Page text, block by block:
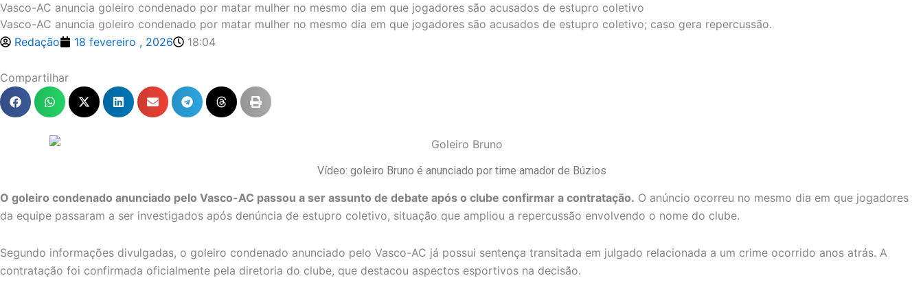
Vasco-AC anuncia goleiro condenado por matar mulher no mesmo dia em que jogadores são acusados de estupro coletivo
Vasco-AC anuncia goleiro condenado por matar mulher no mesmo dia em que jogadores são acusados de estupro coletivo; caso gera repercussão.
Redação
18 fevereiro , 2026 18:04
Compartilhar
Vídeo: goleiro Bruno é anunciado por time amador de Búzios
O goleiro condenado anunciado pelo Vasco-AC passou a ser assunto de debate após o clube confirmar a contratação. O anúncio ocorreu no mesmo dia em que jogadores
da equipe passaram a ser investigados após denúncia de estupro coletivo, situação que ampliou a repercussão envolvendo o nome do clube.
Segundo informações divulgadas, o goleiro condenado anunciado pelo Vasco-AC já possui sentença transitada em julgado relacionada a um crime ocorrido anos atrás. A
contratação foi confirmada oficialmente pela diretoria do clube, que destacou aspectos esportivos na decisão.